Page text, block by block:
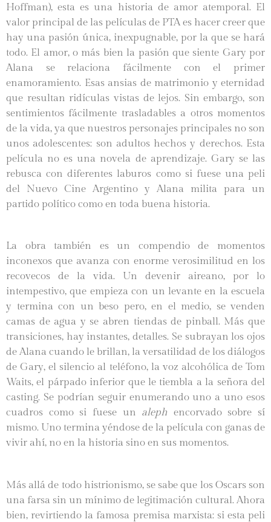
Hoffman), esta es una historia de amor atemporal. El
valor principal de las películas de PTA es hacer creer que
hay una pasión única, inexpugnable, por la que se hará
todo. El amor, o más bien la pasión que siente Gary por
Alana se relaciona fácilmente con el primer
enamoramiento. Esas ansias de matrimonio y eternidad
que resultan ridículas vistas de lejos. Sin embargo, son
sentimientos fácilmente trasladables a otros momentos
de la vida, ya que nuestros personajes principales no son
unos adolescentes: son adultos hechos y derechos. Esta
película no es una novela de aprendizaje. Gary se las
rebusca con diferentes laburos como si fuese una peli
del Nuevo Cine Argentino y Alana milita para un
partido político como en toda buena historia.
La obra también es un compendio de momentos
inconexos que avanza con enorme verosimilitud en los
recovecos de la vida. Un devenir aireano, por lo
intempestivo, que empieza con un levante en la escuela
y termina con un beso pero, en el medio, se venden
camas de agua y se abren tiendas de pinball. Más que
transiciones, hay instantes, detalles. Se subrayan los ojos
de Alana cuando le brillan, la versatilidad de los diálogos
de Gary, el silencio al teléfono, la voz alcohólica de Tom
Waits, el párpado inferior que le tiembla a la señora del
casting. Se podrían seguir enumerando uno a uno esos
cuadros como si fuese un aleph encorvado sobre sí
mismo. Uno termina yéndose de la película con ganas de
vivir ahí, no en la historia sino en sus momentos.
Más allá de todo histrionismo, se sabe que los Oscars son
una farsa sin un mínimo de legitimación cultural. Ahora
bien, revirtiendo la famosa premisa marxista: si esta peli